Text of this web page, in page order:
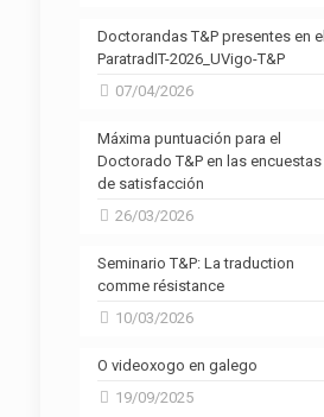
Doctorandas T&P presentes en el
ParatradIT-2026_UVigo-T&P
07/04/2026
Máxima puntuación para el
Doctorado T&P en las encuestas
de satisfacción
26/03/2026
Seminario T&P: La traduction
comme résistance
10/03/2026
O videoxogo en galego
19/09/2025